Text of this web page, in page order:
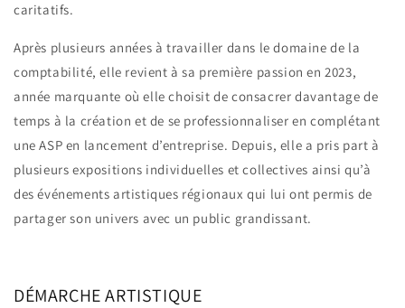
caritatifs.
Après plusieurs années à travailler dans le domaine de la
comptabilité, elle revient à sa première passion en 2023,
année marquante où elle choisit de consacrer davantage de
temps à la création et de se professionnaliser en complétant
une ASP en lancement d’entreprise. Depuis, elle a pris part à
plusieurs expositions individuelles et collectives ainsi qu’à
des événements artistiques régionaux qui lui ont permis de
partager son univers avec un public grandissant.
DÉMARCHE ARTISTIQUE